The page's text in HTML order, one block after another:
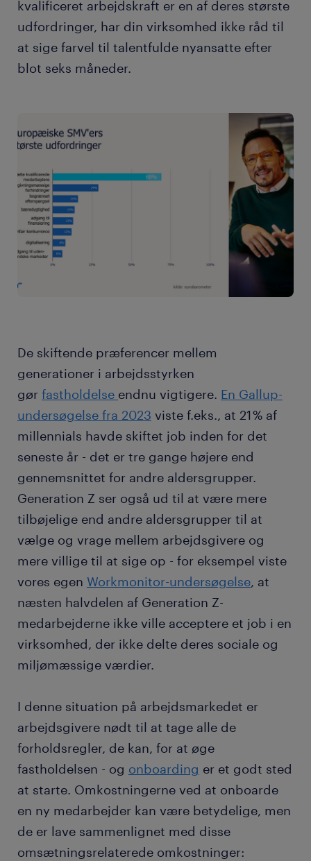
kvalificeret arbejdskraft er en af deres største
udfordringer, har din virksomhed ikke råd til
at sige farvel til talentfulde nyansatte efter
blot seks måneder.
De skiftende præferencer mellem
generationer i arbejdsstyrken
gør fastholdelse endnu vigtigere. En Gallup-
undersøgelse fra 2023 viste f.eks., at 21 % af
millennials havde skiftet job inden for det
seneste år - det er tre gange højere end
gennemsnittet for andre aldersgrupper.
Generation Z ser også ud til at være mere
tilbøjelige end andre aldersgrupper til at
vælge og vrage mellem arbejdsgivere og
mere villige til at sige op - for eksempel viste
vores egen Workmonitor-undersøgelse, at
næsten halvdelen af Generation Z-
medarbejderne ikke ville acceptere et job i en
virksomhed, der ikke delte deres sociale og
miljømæssige værdier.
I denne situation på arbejdsmarkedet er
arbejdsgivere nødt til at tage alle de
forholdsregler, de kan, for at øge
fastholdelsen - og onboarding er et godt sted
at starte. Omkostningerne ved at onboarde
en ny medarbejder kan være betydelige, men
de er lave sammenlignet med disse
omsætningsrelaterede omkostninger: